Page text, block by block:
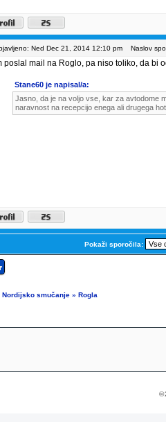
Ned Dec 21, 2014 12:10 pm Naslov
poslal mail na Roglo, pa niso toliko, da bi
Stane60 je napisal/a:
Jasno, da je na voljo vse, kar za avtodome
naravnost na recepcijo enega ali drugega
Pokaži sporočila:
Nordijsko smučanje » Rogla
©